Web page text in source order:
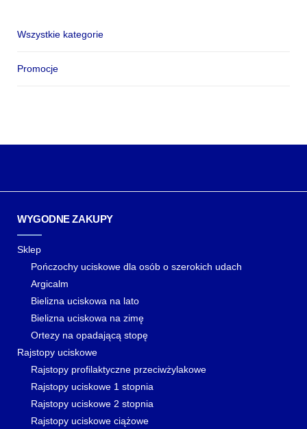
Wszystkie kategorie
Promocje
WYGODNE ZAKUPY
Sklep
Pończochy uciskowe dla osób o szerokich udach
Argicalm
Bielizna uciskowa na lato
Bielizna uciskowa na zimę
Ortezy na opadającą stopę
Rajstopy uciskowe
Rajstopy profilaktyczne przeciwżylakowe
Rajstopy uciskowe 1 stopnia
Rajstopy uciskowe 2 stopnia
Rajstopy uciskowe ciążowe